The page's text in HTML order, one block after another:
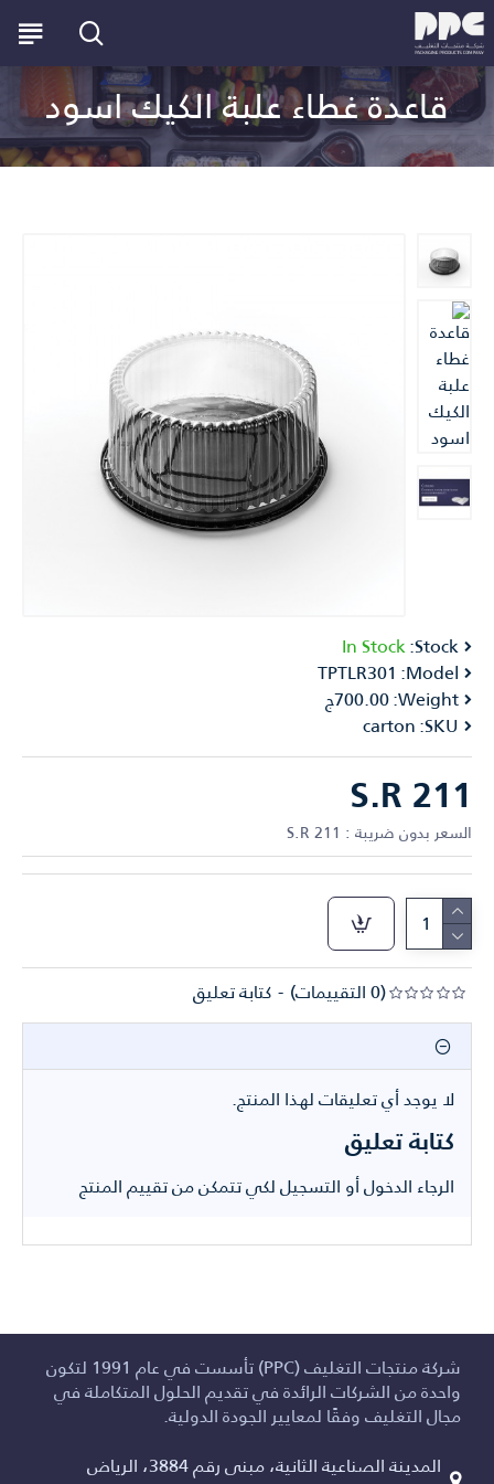
قاعدة غطاء علبة الكيك اسود
Stock:
In Stock
Model:
TPTLR301
Weight: 700.00ج
SKU:
carton
(0 التقييمات) - كتابة تعليق
S.R 211
السعر بدون ضريبة : S.R 211
لا يوجد أي تعليقات لهذا المنتج.
كتابة تعليق
الرجاء الدخولأو التسجيل لكي تتمكن من تقييم المنتج
شركة منتجات التغليف (PPC) تأسست في عام 1991 لتكون
واحدة من الشركات الرائدة في تقديم الحلول المتكاملة في
مجال التغليف وفقًا لمعايير الجودة الدولية.
المدينة الصناعية الثانية، مبنى رقم 3884، الرياض